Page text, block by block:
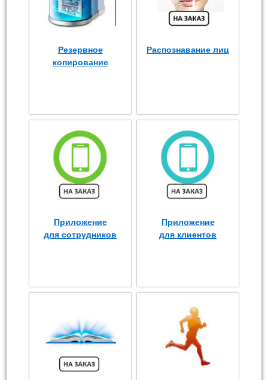
Резервное
копирование
Распознавание лиц
Приложение
для сотрудников
Приложение
для клиентов